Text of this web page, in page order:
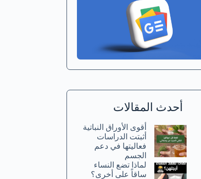
أحدث المقالات
أقوى الأوراق النباتية
أثبتت الدراسات
فعاليتها في دعم
الجسم
لماذا تضع النساء
ساقاً على أخرى؟